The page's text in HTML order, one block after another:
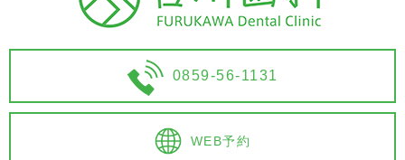
0859-56-1131
WEB予約